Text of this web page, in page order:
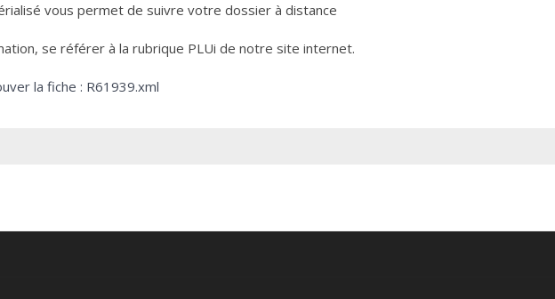
vous permet de suivre votre dossier à distance
se référer à la rubrique PLUi de notre site internet.
la fiche : R61939.xml